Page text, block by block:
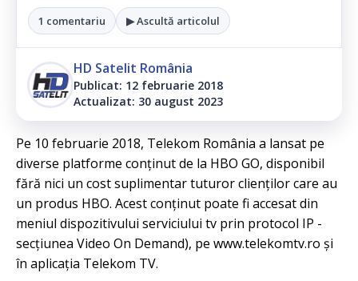
1 comentariu ▶ Ascultă articolul
HD Satelit România
Publicat: 12 februarie 2018
Actualizat: 30 august 2023
Pe 10 februarie 2018, Telekom România a lansat pe
diverse platforme conținut de la HBO GO, disponibil
fără nici un cost suplimentar tuturor clienților care au
un produs HBO. Acest conținut poate fi accesat din
meniul dispozitivului serviciului tv prin protocol IP -
secțiunea Video On Demand), pe www.telekomtv.ro și
în aplicația Telekom TV.